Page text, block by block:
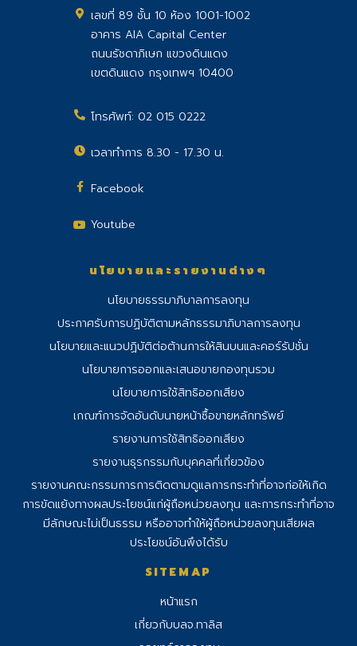
เลขที่ 89 ชั้น 10 ห้อง 1001-1002
อาคาร AIA Capital Center
ถนนรัชดาภิเษก แขวงดินแดง
เขตดินแดง กรุงเทพฯ 10400
โทรศัพท์: 02 015 0222
เวลาทำการ 8.30 - 17.30 น.
Facebook
Youtube
นโยบายและรายงานต่างๆ
นโยบายธรรมาภิบาลการลงทุน
ประกาศรับการปฏิบัติตามหลักธรรมาภิบาลการลงทุน
นโยบายและแนวปฏิบัติต่อต้านการให้สินบนและคอร์รัปชั่น
นโยบายการออกและเสนอขายกองทุนรวม
นโยบายการใช้สิทธิออกเสียง
เกณฑ์การจัดอันดับนายหน้าซื้อขายหลักทรัพย์
รายงานการใช้สิทธิออกเสียง
รายงานธุรกรรมกับบุคคลที่เกี่ยวข้อง
รายงานคณะกรรมการการติดตามดูแลการกระทําที่อาจก่อให้เกิด
การขัดแย้งทางผลประโยชน์แก่ผู้ถือหน่วยลงทุน และการกระทําที่อาจ
มีลักษณะไม่เป็นธรรม หรืออาจทําให้ผู้ถือหน่วยลงทุนเสียผล
ประโยชน์อันพึงได้รับ
SITEMAP
หน้าแรก
เกี่ยวกับบลจ.ทาลิส